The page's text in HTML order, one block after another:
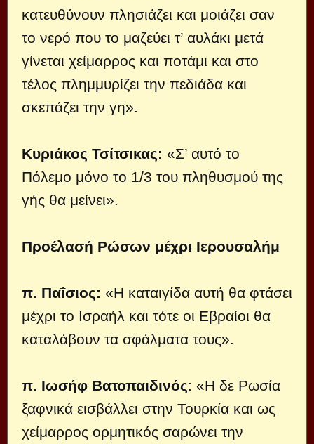
κατευθύνουν πλησιάζει και μοιάζει σαν
το νερό που το μαζεύει τ’ αυλάκι μετά
γίνεται χείμαρρος και ποτάμι και στο
τέλος πλημμυρίζει την πεδιάδα και
σκεπάζει την γη».
Κυριάκος Τσίτσικας: «Σ’ αυτό το
Πόλεμο μόνο το 1/3 του πληθυσμού της
γής θα μείνει».
Προέλασή Ρώσων μέχρι Ιερουσαλήμ
π. Παΐσιος: «Η καταιγίδα αυτή θα φτάσει
μέχρι το Ισραήλ και τότε οι Εβραίοι θα
καταλάβουν τα σφάλματα τους».
π. Ιωσήφ Βατοπαιδινός: «Η δε Ρωσία
ξαφνικά εισβάλλει στην Τουρκία και ως
χείμαρρος ορμητικός σαρώνει την